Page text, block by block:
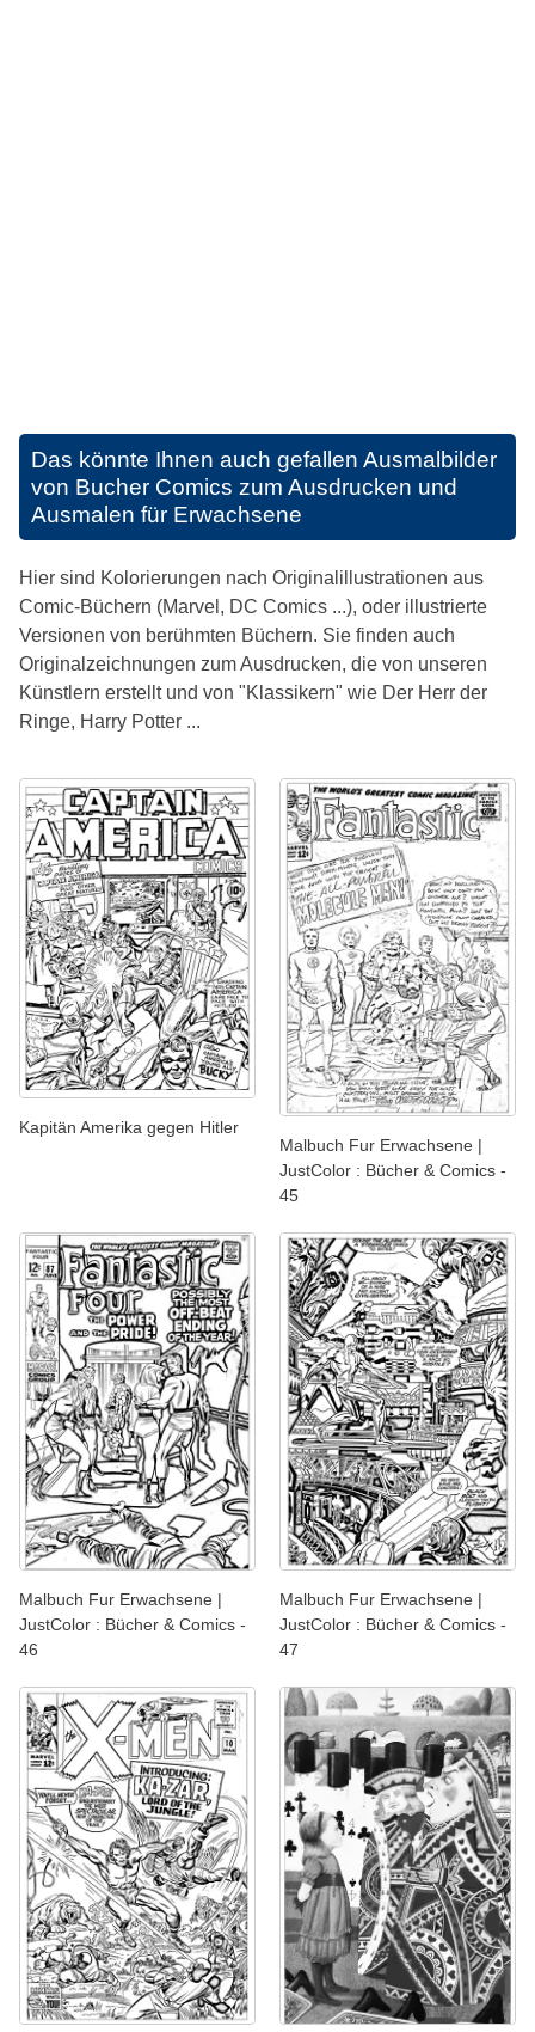
Das könnte Ihnen auch gefallen Ausmalbilder
von Bucher Comics zum Ausdrucken und
Ausmalen für Erwachsene
Hier sind Kolorierungen nach Originalillustrationen aus
Comic-Büchern (Marvel, DC Comics ...), oder illustrierte
Versionen von berühmten Büchern. Sie finden auch
Originalzeichnungen zum Ausdrucken, die von unseren
Künstlern erstellt und von "Klassikern" wie Der Herr der
Ringe, Harry Potter ...
Kapitän Amerika gegen Hitler
Malbuch Fur Erwachsene |
JustColor : Bücher & Comics -
45
Malbuch Fur Erwachsene |
JustColor : Bücher & Comics -
46
Malbuch Fur Erwachsene |
JustColor : Bücher & Comics -
47